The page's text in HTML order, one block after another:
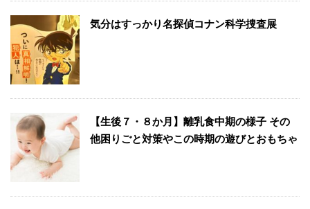
気分はすっかり名探偵コナン科学捜査展
【生後７・８か月】離乳食中期の様子 その
他困りごと対策やこの時期の遊びとおもちゃ